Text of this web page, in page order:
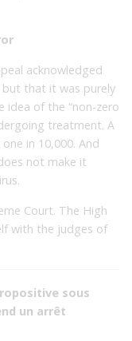
acknowledged
that it was purely
idea of the “non-zero
treatment. A
in 10,000. And
not make it
Court. The High
with the judges of
sous
un arrêt